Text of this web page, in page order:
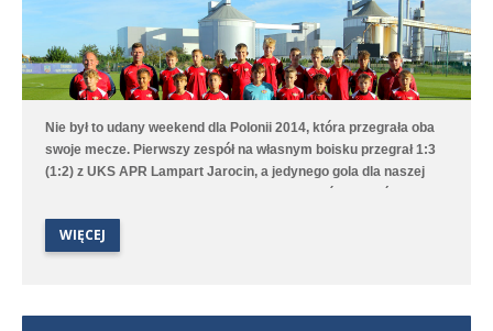
Nie był to udany weekend dla Polonii 2014, która przegrała oba
swoje mecze. Pierwszy zespół na własnym boisku przegrał 1:3
(1:2) z UKS APR Lampart Jarocin, a jedynego gola dla naszej
mimo prowadzenia 4:1 ostatecznie przegrał 4:6 z UKS APR
Lampart Komorniki/Dębiec.
WIĘCEJ